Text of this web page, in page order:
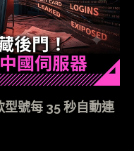
型號每 35 秒自動連